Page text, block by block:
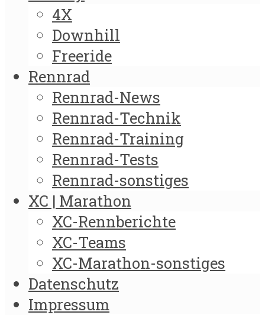
4X
Downhill
Freeride
Rennrad
Rennrad-News
Rennrad-Technik
Rennrad-Training
Rennrad-Tests
Rennrad-sonstiges
XC | Marathon
XC-Rennberichte
XC-Teams
XC-Marathon-sonstiges
Datenschutz
Impressum